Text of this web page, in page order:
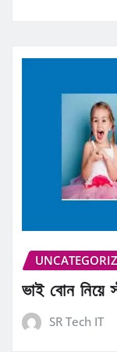
ভাই বোন নিয়ে
SR Tech IT